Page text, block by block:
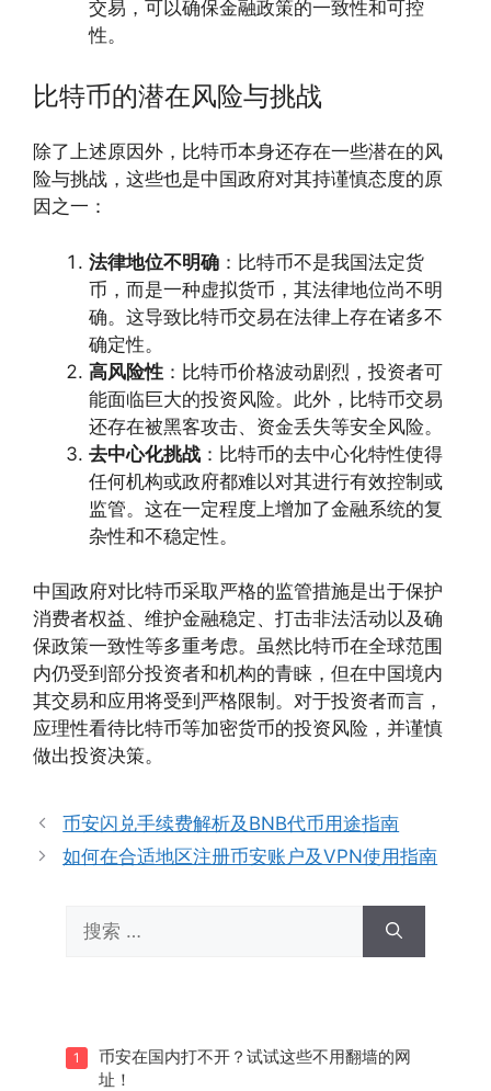
交易，可以确保金融政策的一致性和可控
性。
比特币的潜在风险与挑战
除了上述原因外，比特币本身还存在一些潜在的风
险与挑战，这些也是中国政府对其持谨慎态度的原
因之一：
法律地位不明确 ：比特币不是我国法定货
币，而是一种虚拟货币，其法律地位尚不明
确。这导致比特币交易在法律上存在诸多不
确定性。
高风险性 ：比特币价格波动剧烈，投资者可
能面临巨大的投资风险。此外，比特币交易
还存在被黑客攻击、资金丢失等安全风险。
去中心化挑战 ：比特币的去中心化特性使得
任何机构或政府都难以对其进行有效控制或
监管。这在一定程度上增加了金融系统的复
杂性和不稳定性。
中国政府对比特币采取严格的监管措施是出于保护
消费者权益、维护金融稳定、打击非法活动以及确
保政策一致性等多重考虑。虽然比特币在全球范围
内仍受到部分投资者和机构的青睐，但在中国境内
其交易和应用将受到严格限制。对于投资者而言，
应理性看待比特币等加密货币的投资风险，并谨慎
做出投资决策。
币安闪兑手续费解析及BNB代币用途指南
如何在合适地区注册币安账户及VPN使用指南
索：
1
币安在国内打不开？试试这些不用翻墙的网
址！